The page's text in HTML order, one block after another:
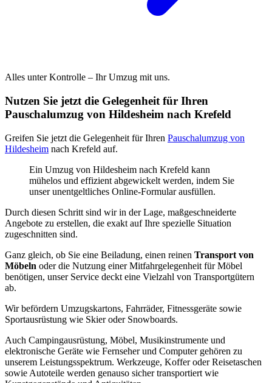
Alles unter Kontrolle – Ihr Umzug mit uns.
Nutzen Sie jetzt die Gelegenheit für Ihren
Pauschalumzug von Hildesheim nach Krefeld
Greifen Sie jetzt die Gelegenheit für Ihren Pauschalumzug von
Hildesheim nach Krefeld auf.
Ein Umzug von Hildesheim nach Krefeld kann
mühelos und effizient abgewickelt werden, indem Sie
unser unentgeltliches Online-Formular ausfüllen.
Durch diesen Schritt sind wir in der Lage, maßgeschneiderte
Angebote zu erstellen, die exakt auf Ihre spezielle Situation
zugeschnitten sind.
Ganz gleich, ob Sie eine Beiladung, einen reinen Transport von
Möbeln oder die Nutzung einer Mitfahrgelegenheit für Möbel
benötigen, unser Service deckt eine Vielzahl von Transportgütern
ab.
Wir befördern Umzugskartons, Fahrräder, Fitnessgeräte sowie
Sportausrüstung wie Skier oder Snowboards.
Auch Campingausrüstung, Möbel, Musikinstrumente und
elektronische Geräte wie Fernseher und Computer gehören zu
unserem Leistungsspektrum. Werkzeuge, Koffer oder Reisetaschen
sowie Autoteile werden genauso sicher transportiert wie